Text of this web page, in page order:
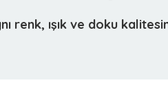
renk, ışık ve doku